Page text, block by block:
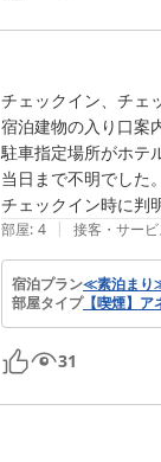
チェックイン、チェ
宿泊建物の入り口案
駐車指定場所がホテ
当日まで不明でした。
チェックイン時に判明
部屋: 4 | 接客・サービ
宿泊プラン≪素泊まり
部屋タイプ【喫煙】ア
31